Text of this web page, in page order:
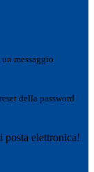
messaggio
della password
posta elettronica!